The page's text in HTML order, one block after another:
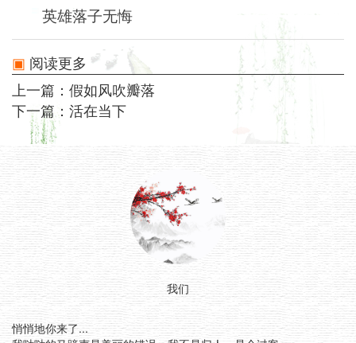
我们
悄悄地你来了...
英雄落子无悔
阅读更多
上一篇： 假如风吹瓣落
下一篇： 活在当下